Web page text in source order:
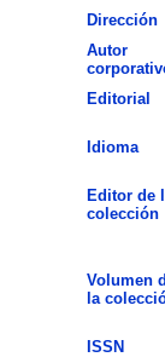
Dirección
Autor
Editorial
Idioma
Editor de
colección
Volumen
la
ISSN